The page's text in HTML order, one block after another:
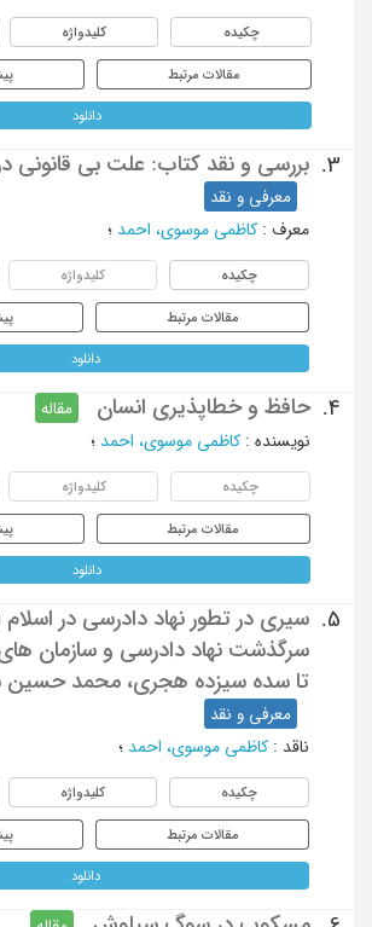
چکیده کلیدواژه
مقالات مرتبط
دانلود
3. بررسی و نقد کتاب: علت بی قانونی در
معرفی و نقد
معرف : کاظمی موسوی، احمد ؛
چکیده کلیدواژه
مقالات مرتبط
دانلود
4. حافظ و خطاپذیری انسان
مقاله
نویسنده : کاظمی موسوی، احمد ؛
چکیده کلیدواژه
مقالات مرتبط
دانلود
5.
سیری در تطور نهاد دادرسی در
سرگذشت نهاد دادرسی و سازمان های
تا سده سیزده هجری، محمد
معرفی و نقد
ناقد : کاظمی موسوی، احمد ؛
چکیده کلیدواژه
مقالات مرتبط
دانلود